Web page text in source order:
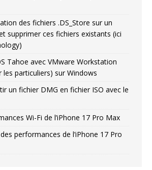
des fichiers .DS_Store sur un
supprimer ces fichiers existants (ici
Tahoe avec VMware Workstation
les particuliers) sur Windows
un fichier DMG en fichier ISO avec le
Wi-Fi de l’iPhone 17 Pro Max
performances de l’iPhone 17 Pro